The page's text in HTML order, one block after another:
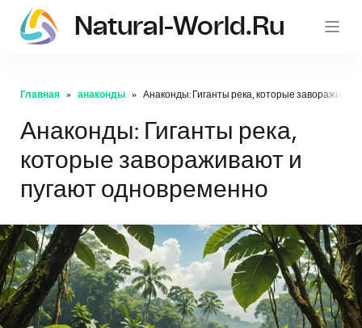
Natural-World.ru
Главная анаконды Анаконды: Гиганты река, которые
Анаконды: Гиганты река,
которые завораживают и
пугают одновременно